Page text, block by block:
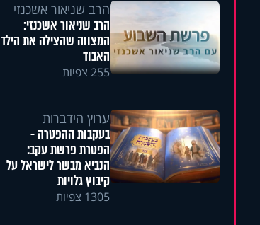
הרב שניאור אשכנזי
הרב שניאור אשכנזי:
המצווה שהצילה את הילד
האבוד
255 צפיות
ערוץ הידברות
בעקבות ההפטרה -
הפטרת פרשת עקב:
הנביא מבשר לישראל על
קיבוץ גלויות
1305 צפיות